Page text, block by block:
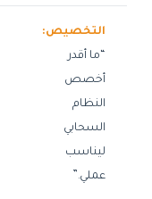
التخصيص:
“ما أقدر
أخصص
النظام
السحابي
ليناسب
عملي.”